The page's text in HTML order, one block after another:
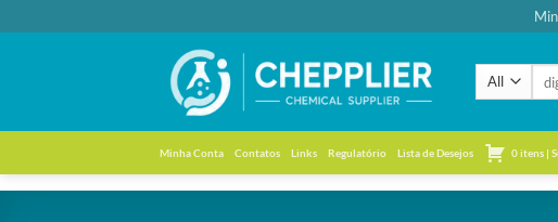
to
por:
Minha Conta Contatos Links Regulatório Lista de Desejos 0 itens |